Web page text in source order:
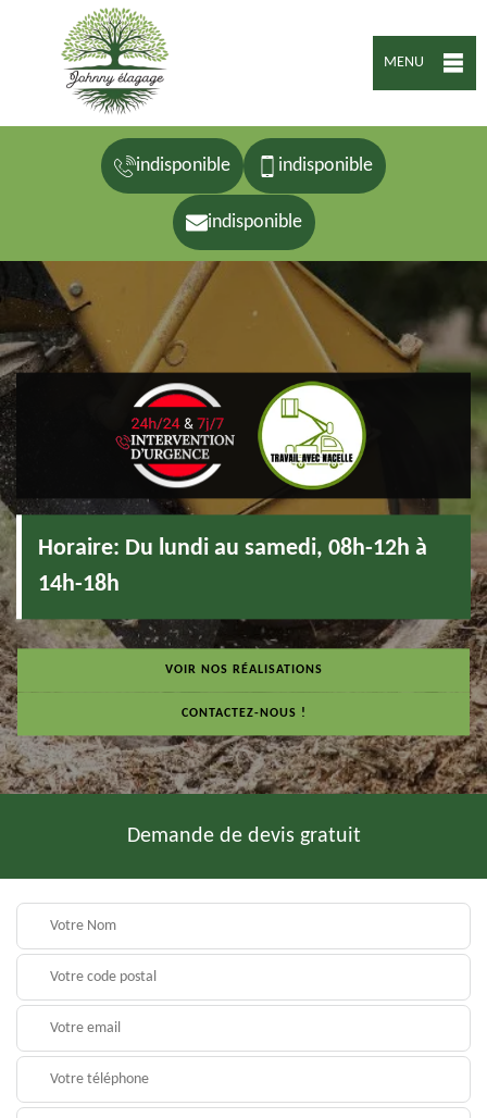
MENU
indisponible indisponible
indisponible
Horaire: Du lundi au samedi, 08h-12h à
14h-18h
VOIR NOS RÉALISATIONS
CONTACTEZ-NOUS !
Demande de devis gratuit